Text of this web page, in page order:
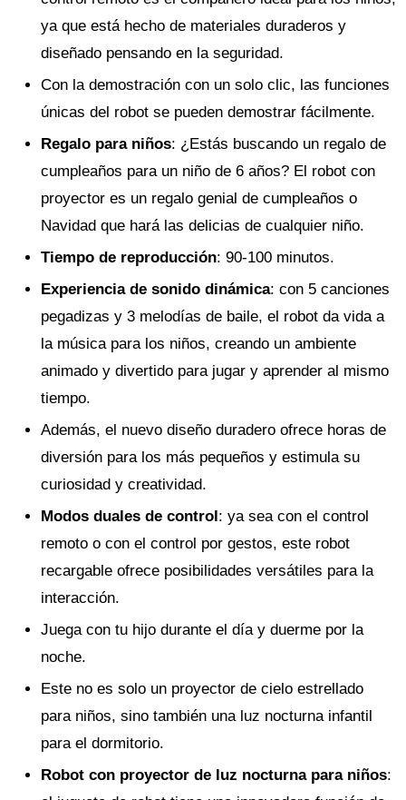
ya que está hecho de materiales duraderos y
diseñado pensando en la seguridad.
Con la demostración con un solo clic, las funciones
únicas del robot se pueden demostrar fácilmente.
Regalo para niños: ¿Estás buscando un regalo de
cumpleaños para un niño de 6 años? El robot con
proyector es un regalo genial de cumpleaños o
Navidad que hará las delicias de cualquier niño.
Tiempo de reproducción: 90-100 minutos.
Experiencia de sonido dinámica: con 5 canciones
pegadizas y 3 melodías de baile, el robot da vida a
la música para los niños, creando un ambiente
animado y divertido para jugar y aprender al mismo
tiempo.
Además, el nuevo diseño duradero ofrece horas de
diversión para los más pequeños y estimula su
curiosidad y creatividad.
Modos duales de control: ya sea con el control
remoto o con el control por gestos, este robot
recargable ofrece posibilidades versátiles para la
interacción.
Juega con tu hijo durante el día y duerme por la
noche.
Este no es solo un proyector de cielo estrellado
para niños, sino también una luz nocturna infantil
para el dormitorio.
Robot con proyector de luz nocturna para niños: